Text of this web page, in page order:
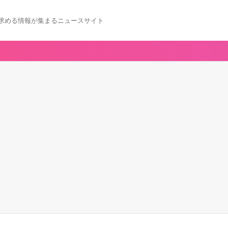
める情報が集まるニュースサイト